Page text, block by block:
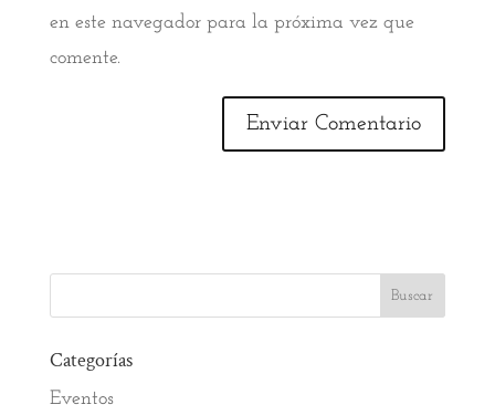
en este navegador para la próxima vez que
comente.
Categorías
Eventos